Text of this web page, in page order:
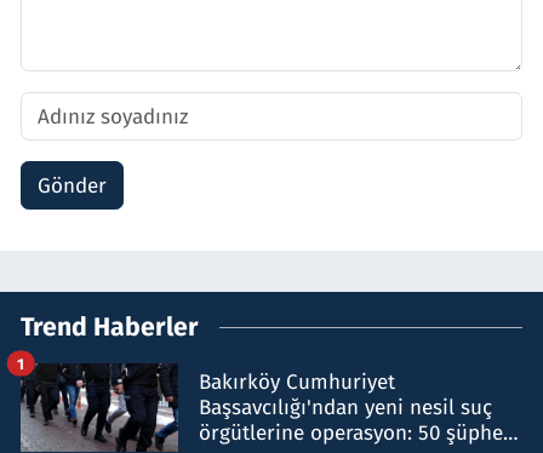
Gönder
Trend Haberler
Bakırköy Cumhuriyet
Başsavcılığı'ndan yeni nesil suç
örgütlerine operasyon: 50 şüpheli
1